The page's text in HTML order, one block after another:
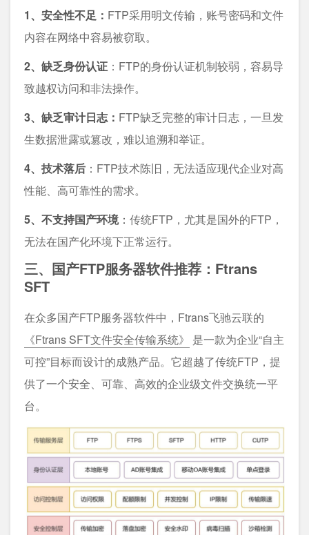
1、安全性不足： FTP采用明文传输，账号密码和文件
内容在网络中容易被窃取。
2、缺乏身份认证 ：FTP的身份认证机制较弱，容易导
致越权访问和非法操作。
3、缺乏审计日志： FTP缺乏完整的审计日志，一旦发
生数据泄露或篡改，难以追溯和举证。
4、技术落后 ：FTP技术陈旧，无法适应现代企业对高
性能、高可靠性的需求。
5、不支持国产环境： 传统FTP，尤其是国外的FTP，
无法在国产化环境下正常运行。
三、国产FTP服务器软件推荐：Ftrans
SFT
在众多国产FTP服务器软件中，Ftrans飞驰云联的
《Ftrans SFT文件安全传输系统》
是一款为企业“自主
可控”目标而设计的成熟产品。它超越了传统FTP，提
供了一个安全、可靠、高效的企业级文件交换统一平
台。